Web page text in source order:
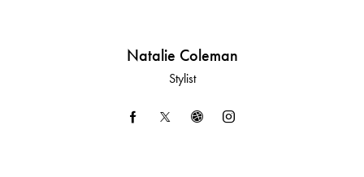
Natalie Coleman
Stylist